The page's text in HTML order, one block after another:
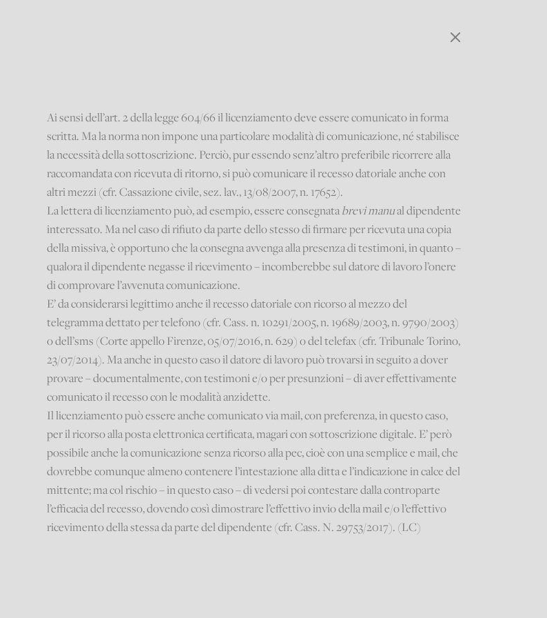
Ai sensi dell’art. 2 della legge 604/66 il licenziamento deve essere comunicato in forma
scritta. Ma la norma non impone una particolare modalità di comunicazione, né stabilisce
la necessità della sottoscrizione. Perciò, pur essendo senz’altro preferibile ricorrere alla
raccomandata con ricevuta di ritorno, si può comunicare il recesso datoriale anche con
altri mezzi (cfr. Cassazione civile, sez. lav., 13/08/2007, n. 17652).
La lettera di licenziamento può, ad esempio, essere consegnatabrevi manual dipendente
interessato. Ma nel caso di rifiuto da parte dello stesso di firmare per ricevuta una copia
della missiva, è opportuno che la consegna avvenga alla presenza di testimoni, in quanto –
qualora il dipendente negasse il ricevimento – incomberebbe sul datore di lavoro l’onere
di comprovare l’avvenuta comunicazione.
E’ da considerarsi legittimo anche il recesso datoriale con ricorso al mezzo del
telegramma dettato per telefono (cfr. Cass. n. 10291/2005, n. 19689/2003, n. 9790/2003)
o dell’sms (Corte appello Firenze, 05/07/2016, n. 629) o del telefax (cfr. Tribunale Torino,
23/07/2014). Ma anche in questo caso il datore di lavoro può trovarsi in seguito a dover
provare – documentalmente, con testimoni e/o per presunzioni – di aver effettivamente
comunicato il recesso con le modalità anzidette.
Il licenziamento può essere anche comunicato via mail, con preferenza, in questo caso,
per il ricorso alla posta elettronica certificata, magari con sottoscrizione digitale. E’ però
possibile anche la comunicazione senza ricorso alla pec, cioè con una semplice e mail, che
dovrebbe comunque almeno contenere l’intestazione alla ditta e l’indicazione in calce del
mittente; ma col rischio – in questo caso – di vedersi poi contestare dalla controparte
l’efficacia del recesso, dovendo così dimostrare l’effettivo invio della mail e/o l’effettivo
ricevimento della stessa da parte del dipendente (cfr. Cass. N. 29753/2017). (LC)